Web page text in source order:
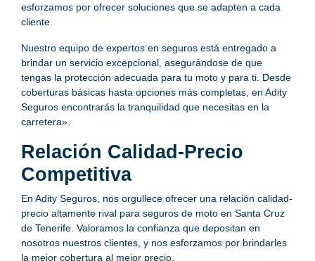
esforzamos por ofrecer soluciones que se adapten a cada
cliente.
Nuestro equipo de expertos en seguros está entregado a
brindar un servicio excepcional, asegurándose de que
tengas la protección adecuada para tu moto y para ti. Desde
coberturas básicas hasta opciones más completas, en Adity
Seguros encontrarás la tranquilidad que necesitas en la
carretera».
Relación Calidad-Precio
Competitiva
En Adity Seguros, nos orgullece ofrecer una relación calidad-
precio altamente rival para seguros de moto en Santa Cruz
de Tenerife. Valoramos la confianza que depositan en
nosotros nuestros clientes, y nos esforzamos por brindarles
la mejor cobertura al mejor precio.